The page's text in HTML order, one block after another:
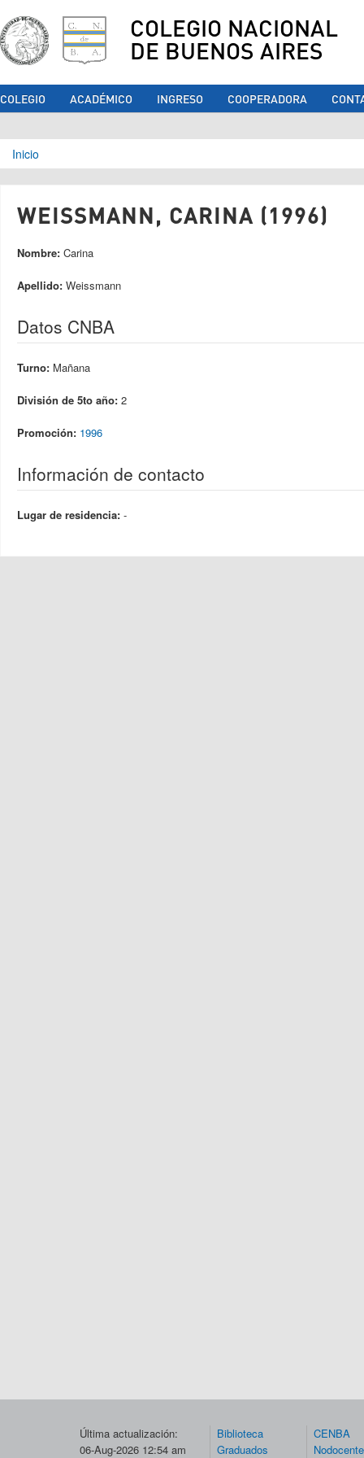
COLEGIO NACIONAL
DE BUENOS AIRES
COLEGIO ACADÉMICO INGRESO COOPERADORA
Se encuentra usted aquí
Inicio
WEISSMANN, CARINA (1996)
Nombre: Carina
Apellido: Weissmann
Datos CNBA
Turno: Mañana
División de 5to año: 2
Promoción: 1996
Información de contacto
Lugar de residencia: -
Última actualización:
06-Aug-2026 12:54 am
Biblioteca
Graduados
CENBA